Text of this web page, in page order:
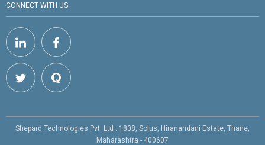
CONNECT WITH US
Shepard Technologies Pvt. Ltd : 1808, Solus, Hiranandani Estate, Thane,
Maharashtra - 400607